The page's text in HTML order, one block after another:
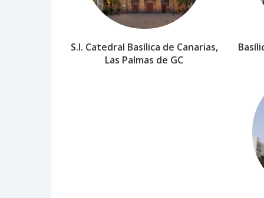
S.I. Catedral Basílica de Canarias,
Las Palmas de GC